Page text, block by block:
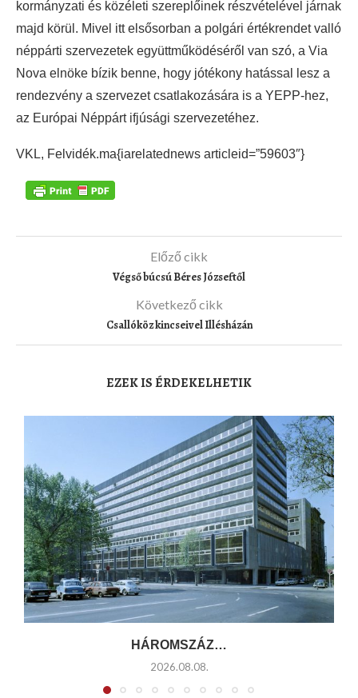
kormányzati és közéleti szereplőinek részvételével járnak
majd körül. Mivel itt elsősorban a polgári értékrendet valló
néppárti szervezetek együttműködéséről van szó, a Via
Nova elnöke bízik benne, hogy jótékony hatással lesz a
rendezvény a szervezet csatlakozására is a YEPP-hez,
az Európai Néppárt ifjúsági szervezetéhez.
VKL, Felvidék.ma{iarelatednews articleid=”59603″}
Előző cikk
Végső búcsú Béres Józseftől
Következő cikk
Csallóköz kincseivel Illésházán
EZEK IS ÉRDEKELHETIK
HÁROMSZÁZ…
2026.08.08.